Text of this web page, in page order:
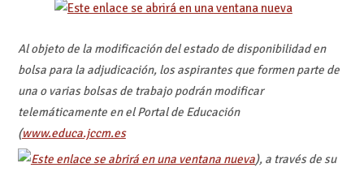
Al objeto de la modificación del estado de disponibilidad en
bolsa para la adjudicación, los aspirantes que formen parte de
una o varias bolsas de trabajo podrán modificar
telemáticamente en el Portal de Educación
(www.educa.jccm.es
), a través de su